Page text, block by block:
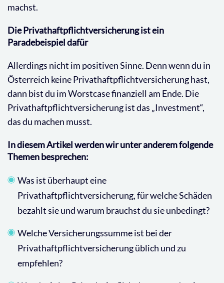
machst.
Die Privathaftpflichtversicherung ist ein
Paradebeispiel dafür
Allerdings nicht im positiven Sinne. Denn wenn du in
Österreich keine Privathaftpflichtversicherung hast,
dann bist du im Worstcase finanziell am Ende. Die
Privathaftpflichtversicherung ist das „Investment“,
das du machen musst.
In diesem Artikel werden wir unter anderem folgende
Themen besprechen:
Was ist überhaupt eine
Privathaftpflichtversicherung, für welche Schäden
bezahlt sie und warum brauchst du sie unbedingt?
Welche Versicherungssumme ist bei der
Privathaftpflichtversicherung üblich und zu
empfehlen?